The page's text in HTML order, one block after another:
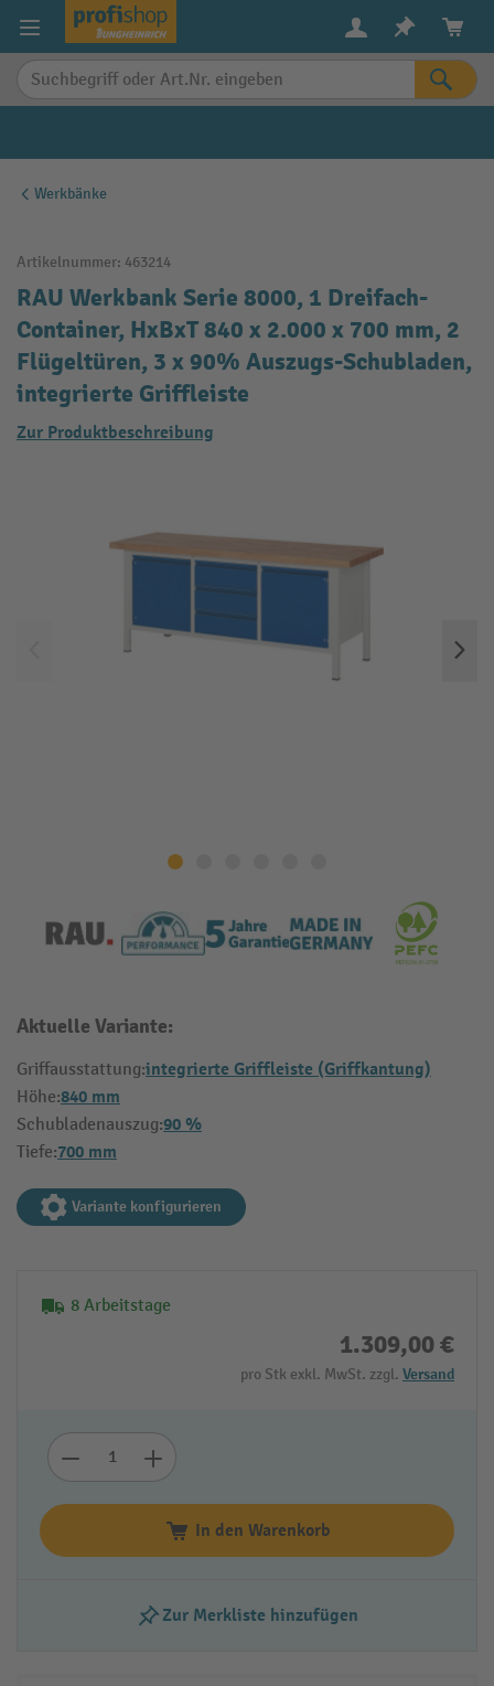
springen
Werkbänke
Artikelnummer: 463214
RAU Werkbank Serie 8000, 1 Dreifach-
Container, HxBxT 840 x 2.000 x 700 mm, 2
Flügeltüren, 3 x 90% Auszugs-Schubladen,
integrierte Griffleiste
Zur Produktbeschreibung
Aktuelle Variante:
Griffausstattung:integrierte Griffleiste (Griffkantung)
Höhe:840 mm
Schubladenauszug:90 %
Tiefe:700 mm
Variante konfigurieren
8 Arbeitstage
1.309,00 €
pro Stk exkl. MwSt. zzgl. Versand
In den Warenkorb
Zur Merkliste hinzufügen